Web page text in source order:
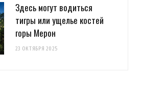
Здесь могут водиться
тигры или ущелье костей
горы Мерон
23 ОКТЯБРЯ 2025